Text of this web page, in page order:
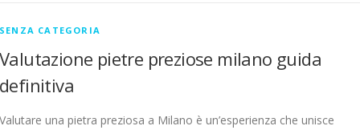
SENZA CATEGORIA
Valutazione pietre preziose milano guida
definitiva
Valutare una pietra preziosa a Milano è un’esperienza che unisce